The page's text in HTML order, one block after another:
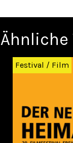
Festival / Film